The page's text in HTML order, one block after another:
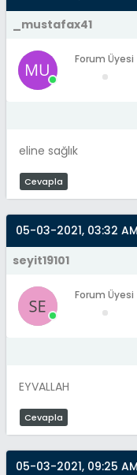
_mustafax41
Forum Üyesi
eline sağlık
Cevapla
05-03-2021, 03:32 AM
seyit19101
Forum Üyesi
EYVALLAH
Cevapla
05-03-2021, 09:25 AM